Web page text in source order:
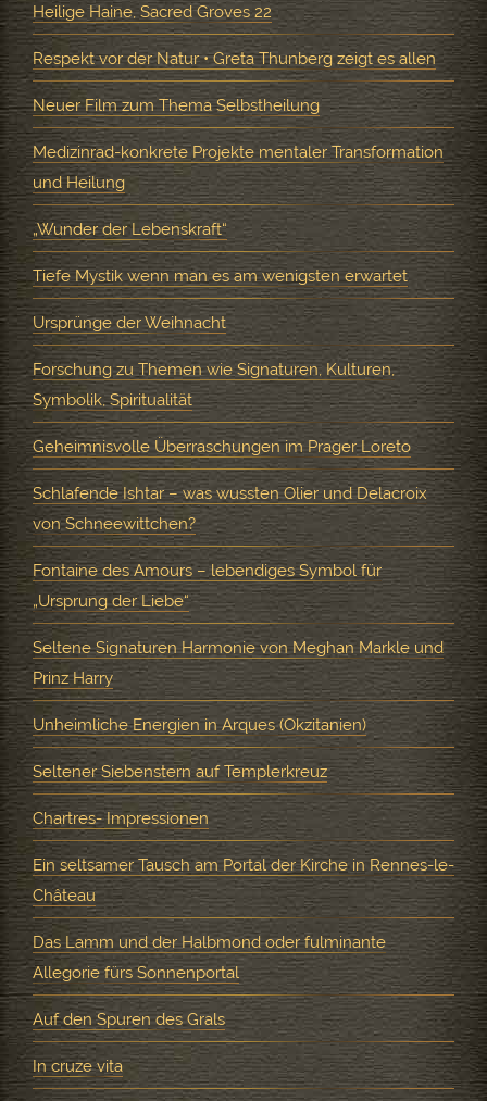
Heilige Haine, Sacred Groves 22
Respekt vor der Natur • Greta Thunberg zeigt es allen
Neuer Film zum Thema Selbstheilung
Medizinrad-konkrete Projekte mentaler Transformation
und Heilung
„Wunder der Lebenskraft“
Tiefe Mystik wenn man es am wenigsten erwartet
Ursprünge der Weihnacht
Forschung zu Themen wie Signaturen, Kulturen,
Symbolik, Spiritualität
Geheimnisvolle Überraschungen im Prager Loreto
Schlafende Ishtar – was wussten Olier und Delacroix
von Schneewittchen?
Fontaine des Amours – lebendiges Symbol für
„Ursprung der Liebe“
Seltene Signaturen Harmonie von Meghan Markle und
Prinz Harry
Unheimliche Energien in Arques (Okzitanien)
Seltener Siebenstern auf Templerkreuz
Chartres- Impressionen
Ein seltsamer Tausch am Portal der Kirche in Rennes-le-
Château
Das Lamm und der Halbmond oder fulminante
Allegorie fürs Sonnenportal
Auf den Spuren des Grals
In cruze vita